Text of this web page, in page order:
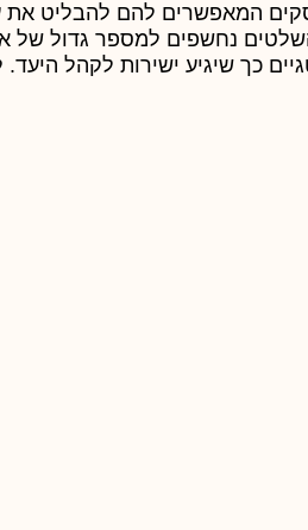
המאפשרים להם להבליט
נחשפים למספר גדול של
כך שיגיע ישירות לקהל היעד.